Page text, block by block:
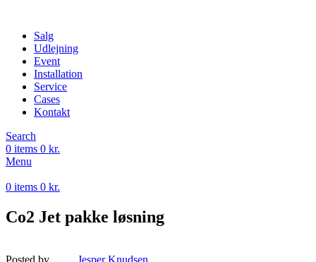
Salg
Udlejning
Event
Installation
Service
Cases
Kontakt
Search
0 items 0 kr.
Menu
0 items 0 kr.
Co2 Jet pakke løsning
Posted by
Jesper Knudsen